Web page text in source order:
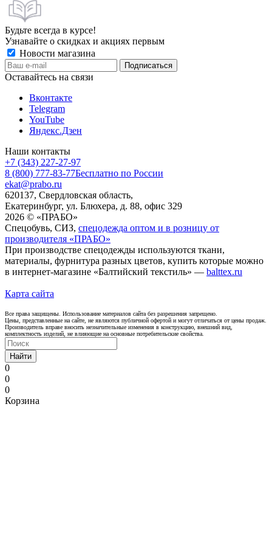
Будьте всегда в курсе!
Узнавайте о скидках и акциях первым
Новости магазина
Оставайтесь на связи
Вконтакте
Telegram
YouTube
Яндекс.Дзен
Наши контакты
+7 (343) 227-27-97
8 (800) 777-83-77Бесплатно по России
ekat@prabo.ru
620137, Свердловская область,
Екатеринбург, ул. Блюхера, д. 88, офис 329
2026 © «ПРАБО»
Спецобувь, СИЗ, спецодежда оптом и в розницу от
производителя «ПРАБО»
При производстве спецодежды используются ткани,
материалы, фурнитура разных цветов, купить которые можно
в интернет-магазине «Балтийский текстиль» — balttex.ru
Карта сайта
Все права защищены. Использование материалов сайта без разрешения запрещено.
Цены, представленные на сайте, не являются публичной офертой и могут отличаться от цены продаж.
Производитель вправе вносить незначительные изменения в конструкцию, внешний вид,
комплектность изделий, не влияющие на основные потребительские свойства.
Найти
0
0
0
Корзина